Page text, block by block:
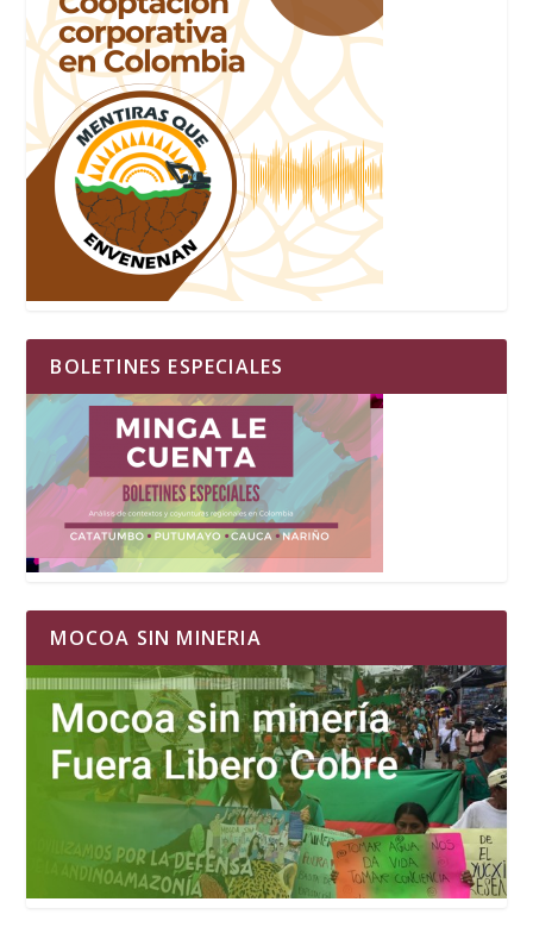
BOLETINES ESPECIALES
MOCOA SIN MINERIA